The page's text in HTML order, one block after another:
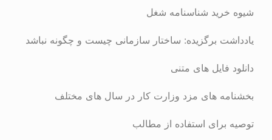
شیوه خرید شناسنامه شغل
یادداشت برگزیده: ساختار سازمانی چیست و چگونه نباشد
دانلود فایل های متنی
بخشنامه های مزد وزارت کار در سال های مختلف
توصیه برای استفاده از مطالب